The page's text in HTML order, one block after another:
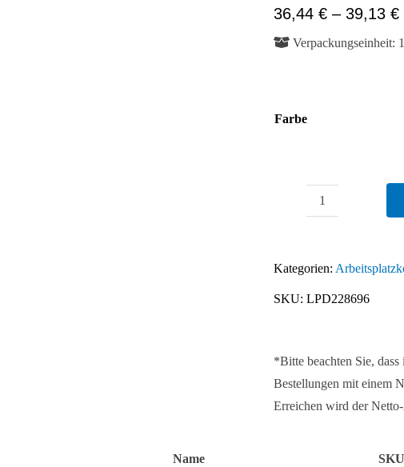
36,44 €– 39,13 €
Verpackungseinheit:
Farbe
für
Rundrohre
D30
Menge
Kategorien:
SKU: LPD228696
*Bitte beachten Sie,
Bestellungen mit einem
Erreichen wird der
Name SKU